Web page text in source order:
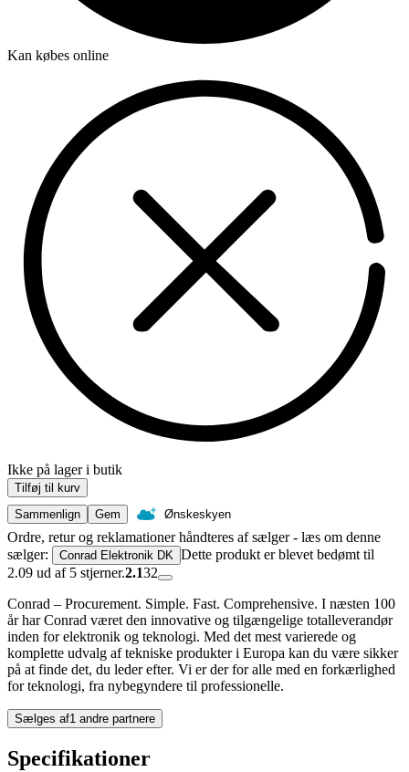
Kan købes online
Ikke på lager i butik
Tilføj til kurv
Sammenlign
Gem Ønskeskyen
Ordre, retur og reklamationer håndteres af sælger - læs om denne
sælger:
Conrad Elektronik DK Dette produkt er blevet bedømt til
2.09 ud af 5 stjerner.2.132
Conrad – Procurement. Simple. Fast. Comprehensive. I næsten 100
år har Conrad været den innovative og tilgængelige totalleverandør
inden for elektronik og teknologi. Med det mest varierede og
komplette udvalg af tekniske produkter i Europa kan du være sikker
på at finde det, du leder efter. Vi er der for alle med en forkærlighed
for teknologi, fra nybegyndere til professionelle.
Sælges af1 andre partnere
Specifikationer